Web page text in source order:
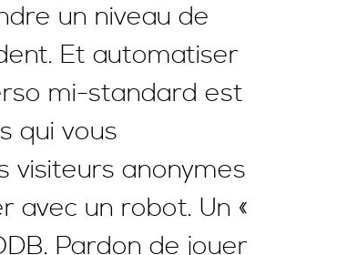
un niveau de
Et automatiser
mi-standard est
qui vous
visiteurs anonymes
avec un robot. Un «
Pardon de jouer